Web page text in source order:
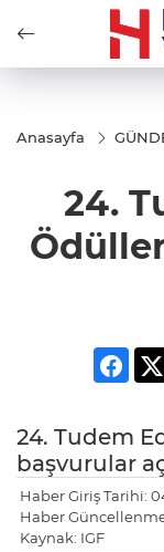
Anasayfa
24.
24. Tudem
başvurular
Haber Giriş Tarihi:
Haber
Kaynak: IGF